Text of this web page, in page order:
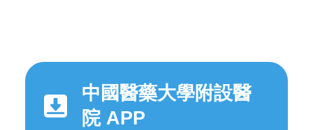
中國醫藥大學附設醫
院 APP